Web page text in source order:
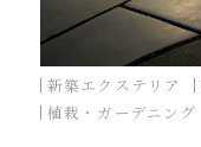
新築エクステリア
植栽・ガーデニング